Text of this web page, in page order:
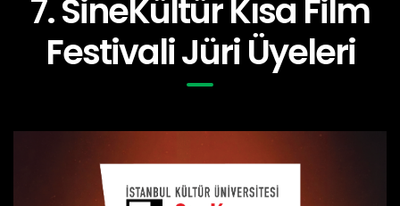
7. SineKültür Kısa Film
Festivali Jüri Üyeleri